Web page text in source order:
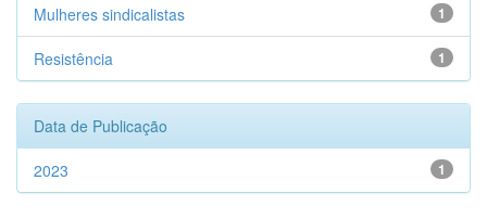
1
Mulheres sindicalistas
1
Resistência
Data de Publicação
1
2023